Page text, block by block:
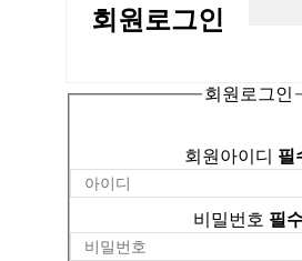
회원 로그인
회원로그인
회원아이디 필
비밀번호 필